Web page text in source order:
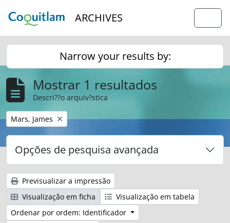
ARCHIVES
Narrow your results by:
Mostrar 1 resultados
Descri??o arquiv?stica
Remover filtro:
Mars, James
Opções de pesquisa avançada
Previsualizar a impressão
Visualização em ficha
Visualização em tabela
Ordenar por ordem: Identificador